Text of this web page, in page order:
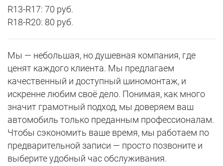
R13-R17: 70 руб.
R18-R20: 80 руб.
Мы — небольшая, но душевная компания, где
ценят каждого клиента. Мы предлагаем
качественный и доступный шиномонтаж, и
искренне любим своё дело. Понимая, как много
значит грамотный подход, мы доверяем ваш
автомобиль только преданным профессионалам.
Чтобы сэкономить ваше время, мы работаем по
предварительной записи — просто позвоните и
выберите удобный час обслуживания.